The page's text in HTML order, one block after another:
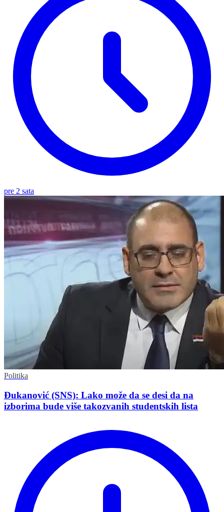
pre 2 sata
Politika
Đukanović (SNS): Lako može da se desi da na
izborima bude više takozvanih studentskih lista